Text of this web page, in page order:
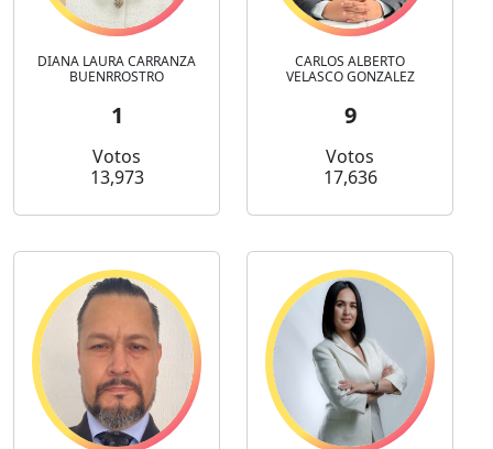
DIANA LAURA CARRANZA
BUENRROSTRO
1
Votos
13,973
CARLOS ALBERTO
VELASCO GONZALEZ
9
Votos
17,636